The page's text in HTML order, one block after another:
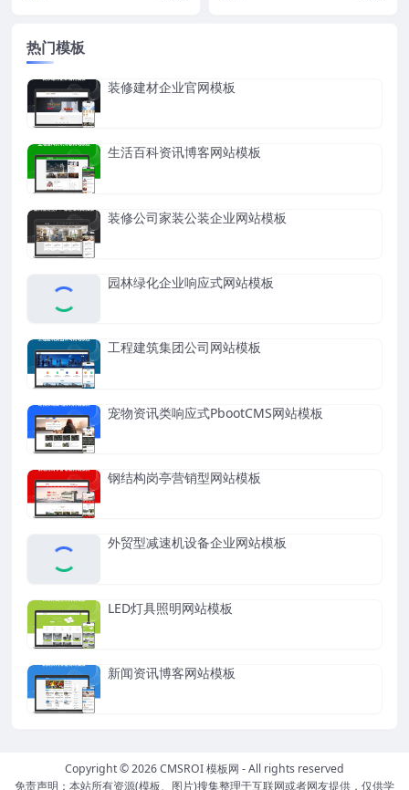
热门模板
装修建材企业官网模板
生活百科资讯博客网站模板
装修公司家装公装企业网站模板
园林绿化企业响应式网站模板
工程建筑集团公司网站模板
宠物资讯类响应式PbootCMS网站模板
钢结构岗亭营销型网站模板
外贸型减速机设备企业网站模板
LED灯具照明网站模板
新闻资讯博客网站模板
Copyright © 2026CMSROI 模板网 - All rights reserved
免责声明：本站所有资源(模板、图片)搜集整理于互联网或者网友提供，仅供学